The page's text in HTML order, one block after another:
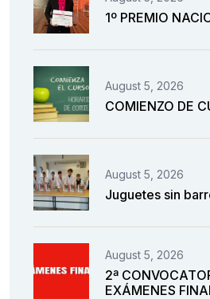
1º PREMIO
August 5, 2026
COMIENZO DE
August 5, 2026
Juguetes sin
August 5, 2026
2ª
EXÁMENES